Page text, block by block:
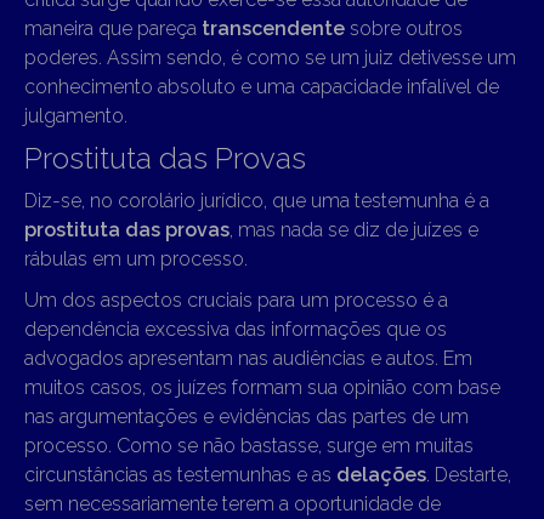
maneira que pareça transcendente sobre outros
poderes. Assim sendo, é como se um juiz detivesse um
conhecimento absoluto e uma capacidade infalível de
julgamento.
Prostituta das Provas
Diz-se, no corolário jurídico, que uma testemunha é a
prostituta das provas , mas nada se diz de juízes e
rábulas em um processo.
Um dos aspectos cruciais para um processo é a
dependência excessiva das informações que os
advogados apresentam nas audiências e autos. Em
muitos casos, os juízes formam sua opinião com base
nas argumentações e evidências das partes de um
processo. Como se não bastasse, surge em muitas
circunstâncias as testemunhas e as delações . Destarte,
sem necessariamente terem a oportunidade de